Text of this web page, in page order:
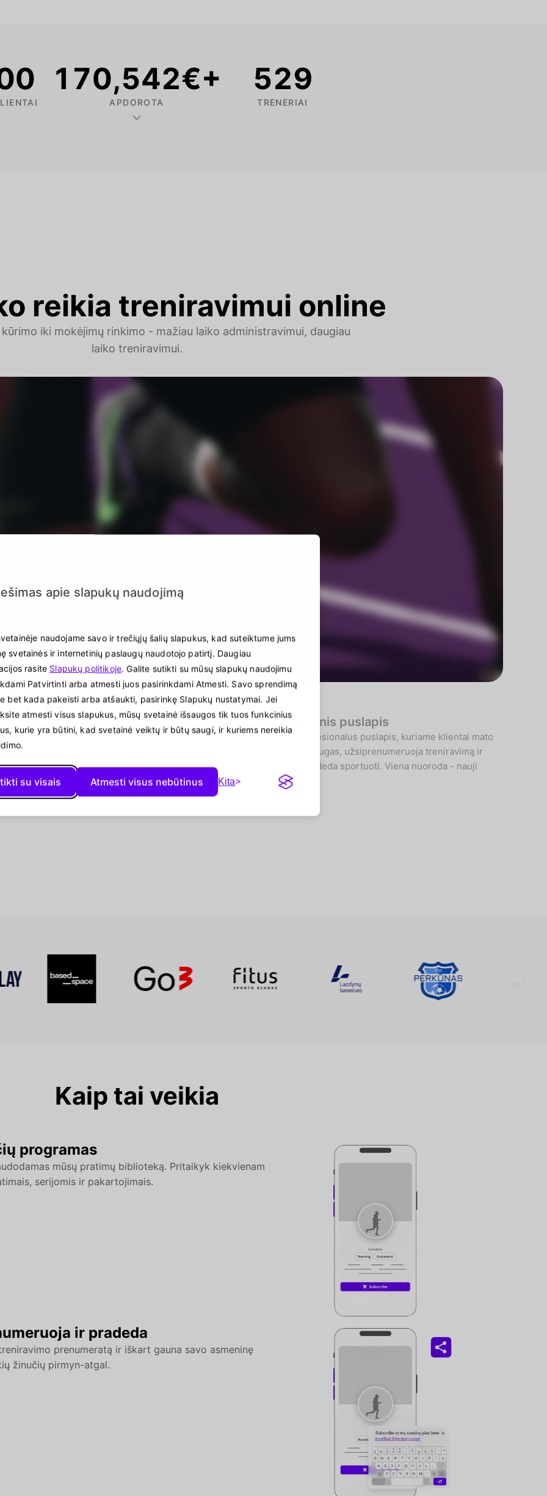
apie slapukų naudojimą
naudojame savo ir trečiųjų šalių slapukus, kad suteiktume jums
svetainės ir internetinių paslaugų naudotojo patirtį. Daugiau
rasite Slapukų politikoje. Galite sutikti su mūsų slapukų naudojimu
Patvirtinti arba atmesti juos pasirinkdami Atmesti. Savo sprendimą
bet kada pakeisti arba atšaukti, pasirinkę Slapukų nustatymai. Jei
atmesti visus slapukus, mūsų svetainė išsaugos tik tuos funkcinius
kurie yra būtini, kad svetainė veiktų ir būtų saugi, ir kuriems nereikia
su visais Atmesti visus nebūtinus Kita
170,592€+
APDOROTA
530
TRENERIAI
Butienė
trenerė,
Jurga Maculevičiūtė
Asmeninė trenerė, grupinių
treniruočių trenerė, studijos The
Asmeninis treneris, bėgimo
Egidijus Adomkaitis
Love Streams Running bėgimo
reikia treniravimui online
iki mokėjimų rinkimo - mažiau laiko administravimui, daugiau
laiko treniravimui.
Dumbbell Rows
Automatiniai mokėjimai
Nustok gaudyti mokėjimus. Klientai
renkami automatiškai kiekvieną mėnesį. Sąskaitos
sugeneruojamos, pinigai tavo sąskaitoje.
Asmeninis puslapis
Tavo profesionalus puslapis, kuriame klientai mato
tavo paslaugas, užsiprenumeruoja treniravimą ir
iškart pradeda sportuoti. Viena nuoroda - nauji
klientai.
Kaip tai veikia
programas
mūsų pratimų biblioteką. Pritaikyk kiekvienam
serijomis ir pakartojimais.
ir pradeda
prenumeratą ir iškart gauna savo asmeninę
žinučių pirmyn-atgal.